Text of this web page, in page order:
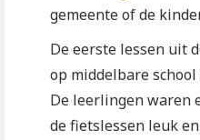
gemeente of de
De eerste lessen uit
op middelbare
De leerlingen waren
de fietslessen leuk